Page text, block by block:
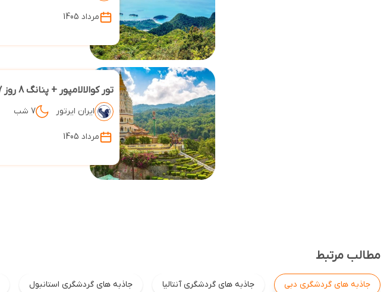
مرداد 1405
تور کوالالامپور + پنانگ 8 روز 17 مرداد
ایران ایرتور 7 شب
مرداد 1405
مطالب مرتبط
جاذبه های گردشگری دبی جاذبه های گردشگری آنتالیا جاذبه های گردشگری استانبول